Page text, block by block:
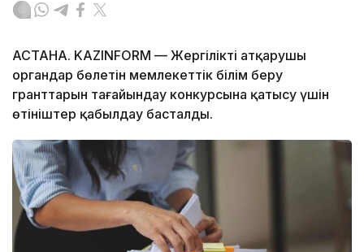
АСТАНА. KAZINFORM — Жергілікті атқарушы
органдар бөлетін мемлекеттік білім беру
гранттарын тағайындау конкурсына қатысу үшін
өтініштер қабылдау басталды.